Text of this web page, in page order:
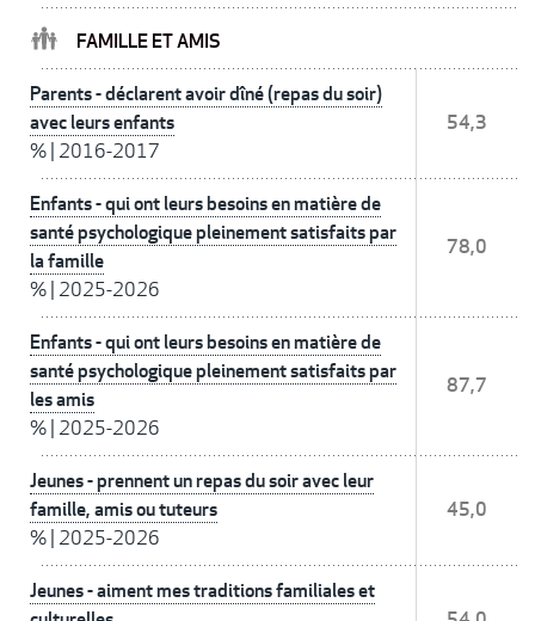
FAMILLE ET AMIS
Parents - déclarent avoir dîné (repas du soir)
avec leurs enfants
% 2016-2017
54,3
Enfants - qui ont leurs besoins en matière de
santé psychologique pleinement satisfaits par
la famille
% 2025-2026
78,0
Enfants - qui ont leurs besoins en matière de
santé psychologique pleinement satisfaits par
les amis
% 2025-2026
87,7
Jeunes - prennent un repas du soir avec leur
famille, amis ou tuteurs
% 2025-2026
45,0
Jeunes - aiment mes traditions familiales et